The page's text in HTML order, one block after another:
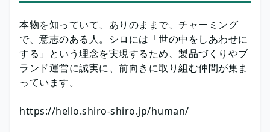
本物を知っていて、ありのままで、チャーミング
で、意志のある人。シロには「世の中をしあわせに
する」という理念を実現するため、製品づくりやブ
ランド運営に誠実に、前向きに取り組む仲間が集ま
っています。
https://hello.shiro-shiro.jp/human/